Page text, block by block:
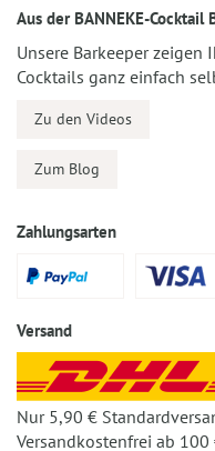
Aus der BANNEKE-Cocktail
Unsere Barkeeper zeigen
Cocktails ganz einfach
Zu den Videos
Zum Blog
Zahlungsarten
Versand
Nur 5,90 €
Versandkostenfrei ab 100